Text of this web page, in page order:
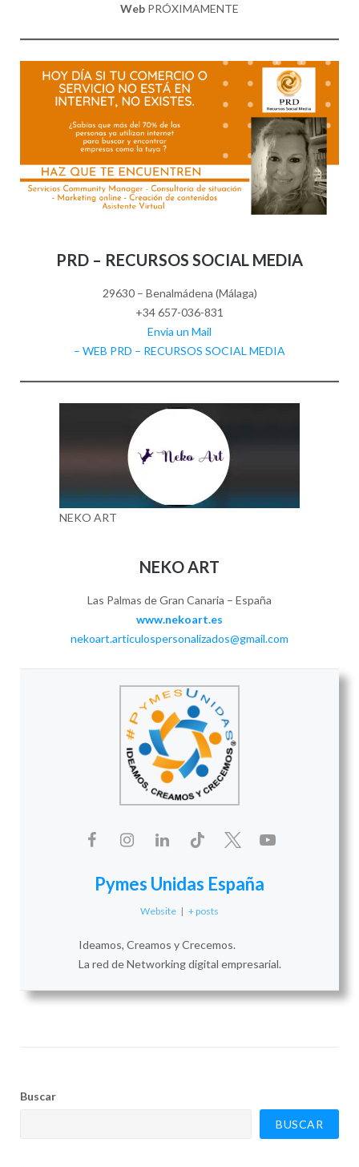
Web PRÓXIMAMENTE
PRD – RECURSOS SOCIAL MEDIA
29630 – Benalmádena (Málaga)
+34 657-036-831
Envia un Mail
– WEB PRD – RECURSOS SOCIAL MEDIA
NEKO ART
NEKO ART
Las Palmas de Gran Canaria – España
www.nekoart.es
nekoart.articulospersonalizados@gmail.com
Pymes Unidas España
Website | + posts
Ideamos, Creamos y Crecemos.
La red de Networking digital empresarial.
Buscar
BUSCAR